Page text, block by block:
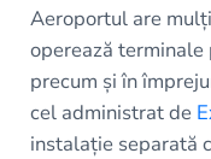
Aeroportul are
operează
precum și în
cel administrat de
instalație separată